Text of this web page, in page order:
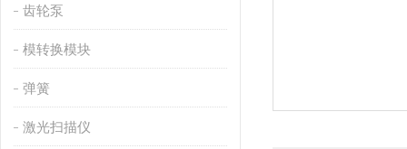
齿轮泵
模转换模块
弹簧
激光扫描仪